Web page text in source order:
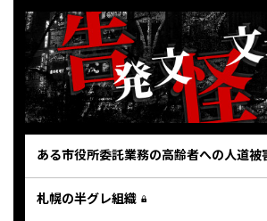
ある市役所委託業務の高齢者への人道被
札幌の半グレ組織